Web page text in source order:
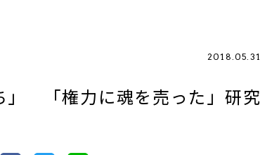
2018.05.31
」 「権力に魂を売った」研究